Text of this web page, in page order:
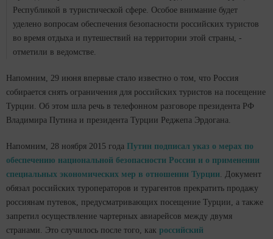
Республикой в туристической сфере. Особое внимание будет
уделено вопросам обеспечения безопасности российских туристов
во время отдыха и путешествий на территории этой страны, -
отметили в ведомстве.
Напомним, 29 июня впервые стало известно о том, что Россия
собирается снять ограничения для российских туристов на посещение
Турции. Об этом шла речь в телефонном разговоре президента РФ
Владимира Путина и президента Турции Реджепа Эрдогана.
Напомним, 28 ноября 2015 года Путин подписал указ о мерах по
обеспечению национальной безопасности России и о применении
специальных экономических мер в отношении Турции. Документ
обязал российских туроператоров и турагентов прекратить продажу
россиянам путевок, предусматривающих посещение Турции, а также
запретил осуществление чартерных авиарейсов между двумя
странами. Это случилось после того, как российский